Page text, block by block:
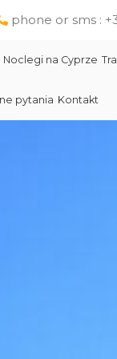
phone or sms :
Noclegi na Cyprze
pytania Kontakt